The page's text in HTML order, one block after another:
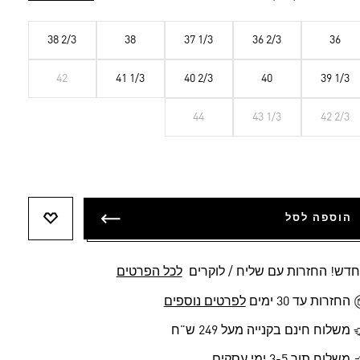
36
36 2/3
37 1/3
38
38 2/3
39 1/3
40
40 2/3
41 1/3
42
42 2/3
43 1/3
44
הוספה לסל
החזרות עם שליח / לוקריםלכל הפרטים
החזרות עד 30 ימים לפרטים נוספים
משלוח חינם בקנייה מעל 249 ש"ח